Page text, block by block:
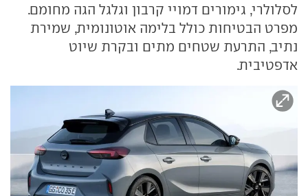
לסלולרי, גימורים דמויי קרבון וגלגל הגה מחומם.
מפרט הבטיחות כולל בלימה אוטונומית, שמירת
נתיב, התרעת שטחים מתים ובקרת שיוט
אדפטיבית.